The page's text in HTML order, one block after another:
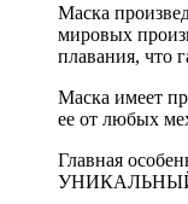
Маска
мировых
плавания, что
Маска имеет
ее от любых
Главная